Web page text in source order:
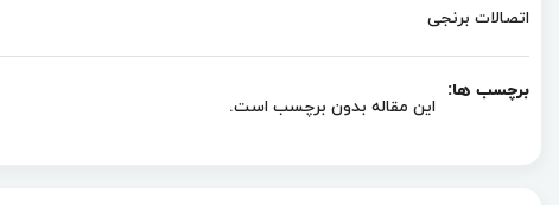
اتصالات برنجی
برچسب ها:
این مقاله بدون برچسب است.